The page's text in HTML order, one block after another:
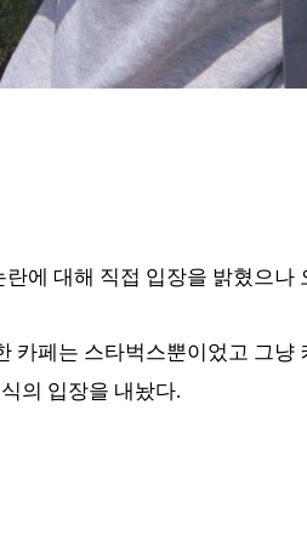
에 대해 직접 입장을 밝혔으나
카페는 스타벅스뿐이었고 그냥
의 입장을 내놨다.